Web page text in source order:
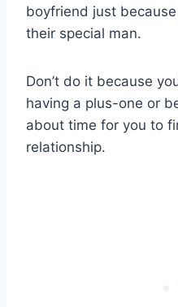
boyfriend just
their special man.
Don’t do it because
having a plus-one or
about time for you to
relationship.